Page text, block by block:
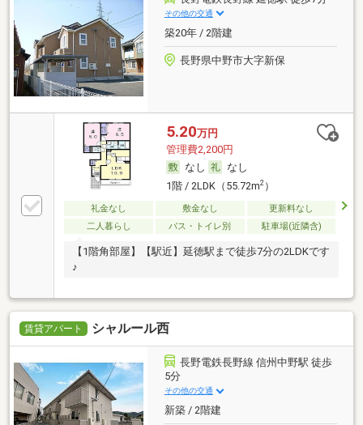
その他の交通
築20年 / 2階建
長野県中野市大字新保
5.20万円
管理費2,200円
なし
なし
1階 / 2LDK（55.72m2）
礼金なし 敷金なし
更新料なし
二人暮らし
バス・トイレ別 駐車場(近隣含)
【1階角部屋】【駅近】延徳駅まで徒歩7分の2LDKです
♪
賃貸アパート シャルール西
長野電鉄長野線 信州中野駅 徒歩
5分
その他の交通
新築 / 2階建